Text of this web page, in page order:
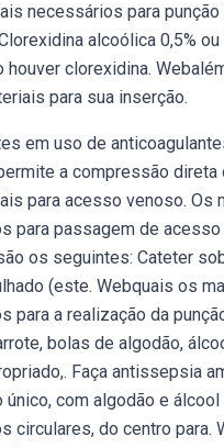
necessários para
alcoólica 0,5% ou
houver clorexidina.
para sua inserção.
em uso de
a compressão direta
para acesso venoso. Os
para passagem de
os seguintes: Cateter
(este. Webquais os
para a realização da
bolas de algodão,
Faça antissepsia
com algodão e álcool
circulares, do centro para.